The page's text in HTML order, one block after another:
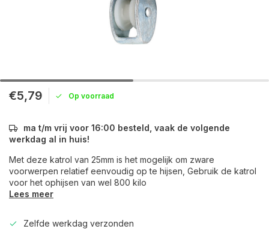
€5,79 Op voorraad
ma t/m vrij voor 16:00 besteld, vaak de volgende
werkdag al in huis!
Met deze katrol van 25mm is het mogelijk om zware
voorwerpen relatief eenvoudig op te hijsen, Gebruik de katrol
voor het ophijsen van wel 800 kilo
Lees meer
Zelfde werkdag verzonden